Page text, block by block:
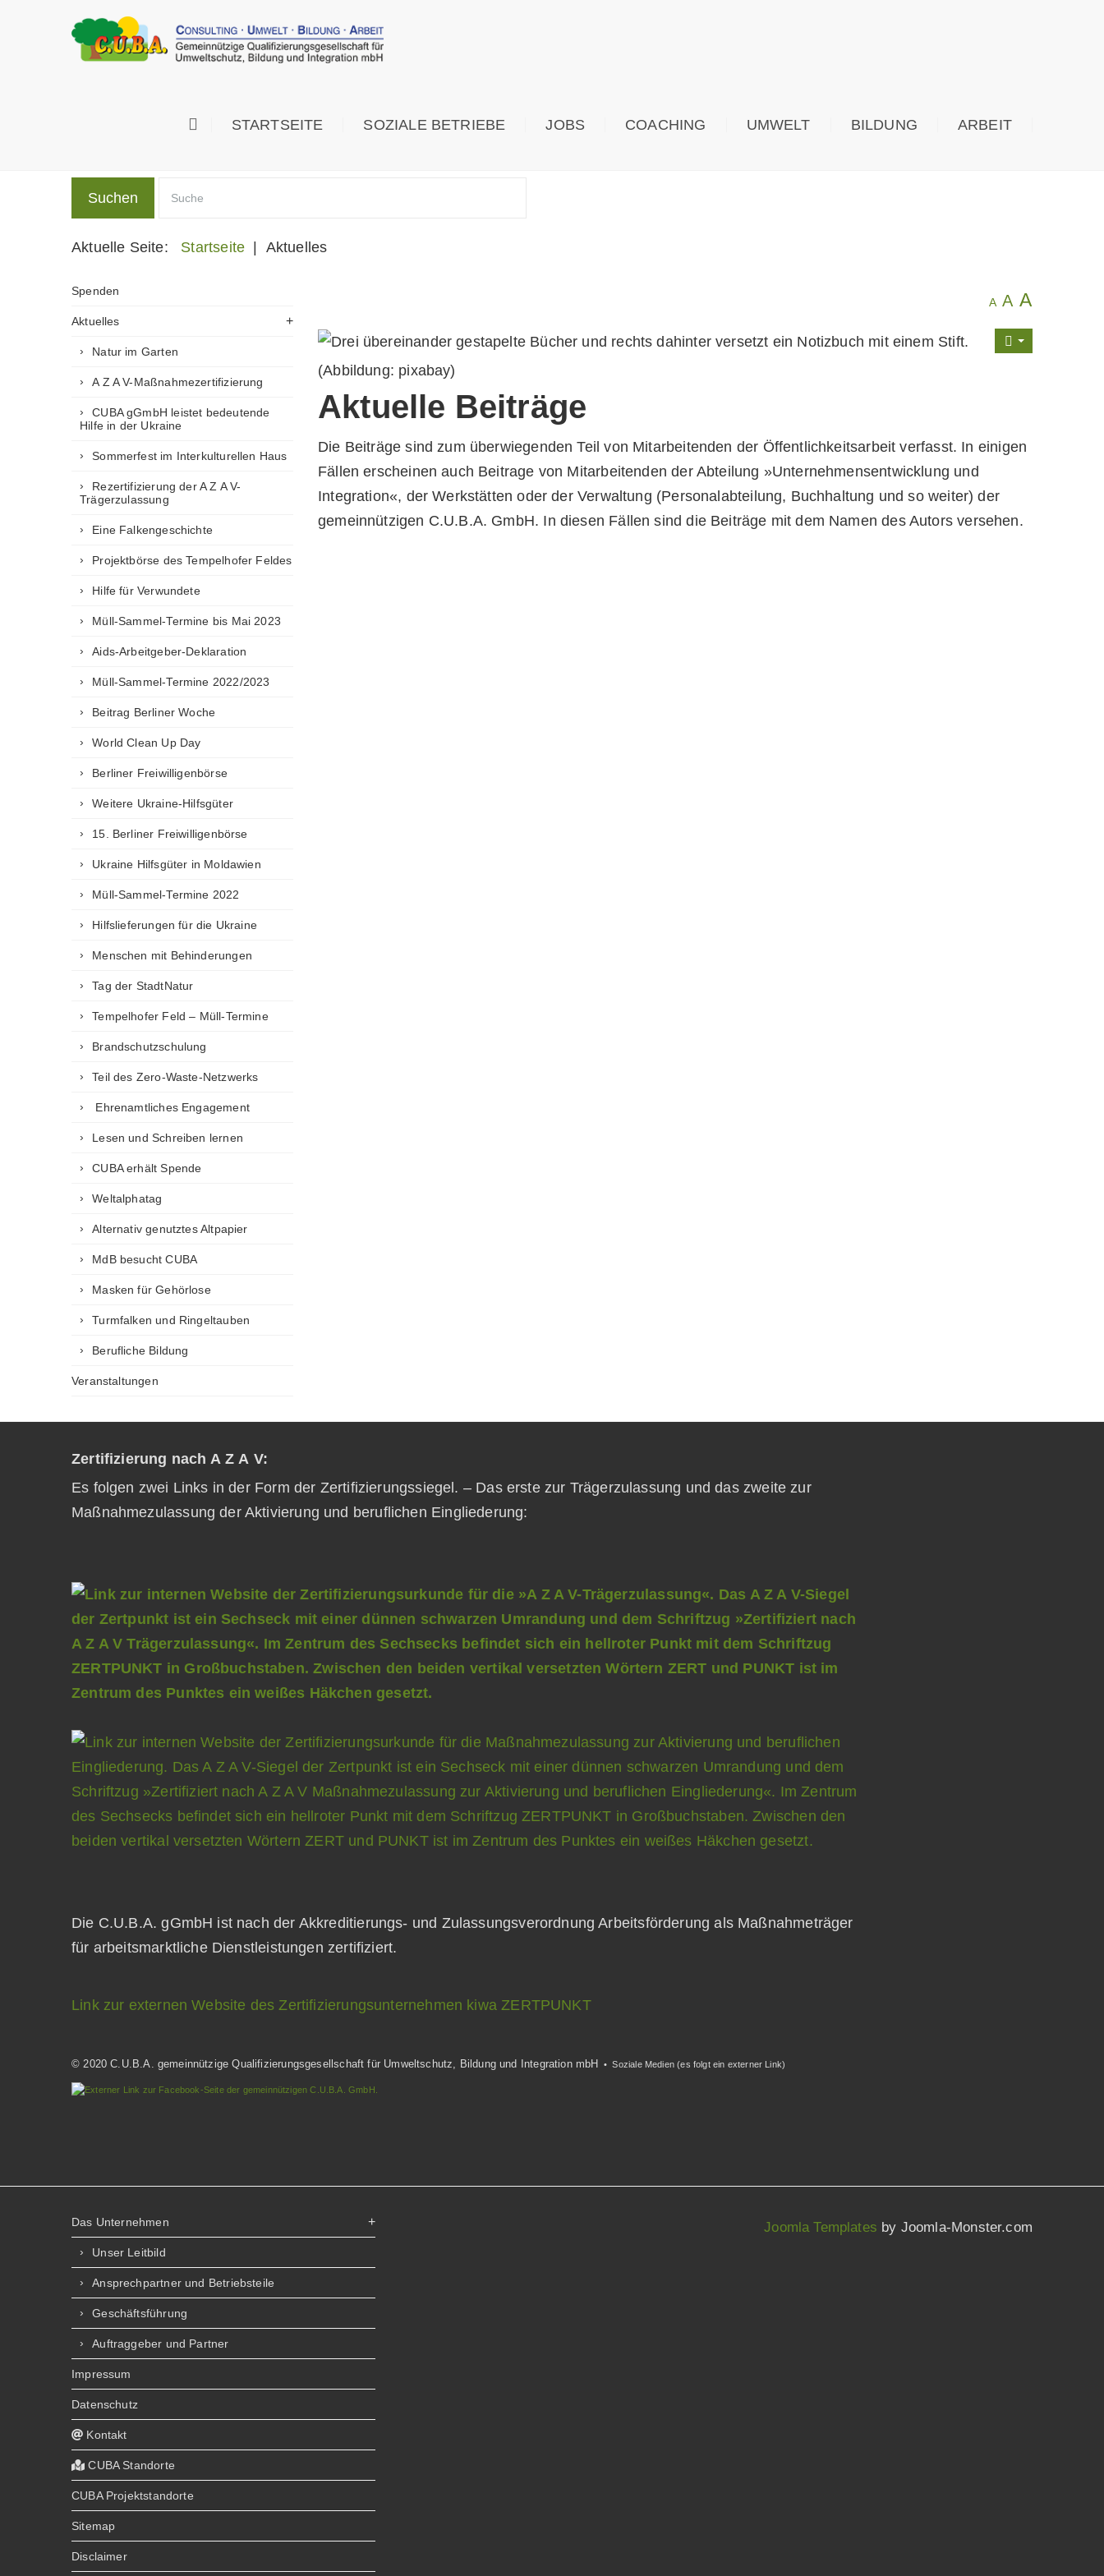
STARTSEITE SOZIALE BETRIEBE JOBS COACHING UMWELT BILDUNG ARBEIT
Suchen
Aktuelle Seite: Startseite Aktuelles
A A A
(Abbildung: pixabay)
Aktuelle Beiträge
Die Beiträge sind zum überwiegenden Teil von Mitarbeitenden der Öffentlichkeitsarbeit verfasst. In einigen
Fällen erscheinen auch Beitrage von Mitarbeitenden der Abteilung »Unternehmensentwicklung und
Integration«, der Werkstätten oder der Verwaltung (Personalabteilung, Buchhaltung und so weiter) der
gemeinnützigen C.U.B.A. GmbH. In diesen Fällen sind die Beiträge mit dem Namen des Autors versehen.
Spenden
Aktuelles
Natur im Garten
A Z A V-Maßnahmezertifizierung
CUBA gGmbH leistet bedeutende
Hilfe in der Ukraine
Sommerfest im Interkulturellen Haus
Rezertifizierung der A Z A V-
Trägerzulassung
Eine Falkengeschichte
Projektbörse des Tempelhofer Feldes
Hilfe für Verwundete
Müll-Sammel-Termine bis Mai 2023
Aids-Arbeitgeber-Deklaration
Müll-Sammel-Termine 2022/2023
Beitrag Berliner Woche
World Clean Up Day
Berliner Freiwilligenbörse
Weitere Ukraine-Hilfsgüter
15. Berliner Freiwilligenbörse
Ukraine Hilfsgüter in Moldawien
Müll-Sammel-Termine 2022
Hilfslieferungen für die Ukraine
Menschen mit Behinderungen
Tag der StadtNatur
Tempelhofer Feld – Müll-Termine
Brandschutzschulung
Teil des Zero-Waste-Netzwerks
Ehrenamtliches Engagement
Lesen und Schreiben lernen
CUBA erhält Spende
Weltalphatag
Alternativ genutztes Altpapier
MdB besucht CUBA
Masken für Gehörlose
Turmfalken und Ringeltauben
Berufliche Bildung
Veranstaltungen
Zertifizierung nach A Z A V:
Es folgen zwei Links in der Form der Zertifizierungssiegel. – Das erste zur Trägerzulassung und das zweite zur
Maßnahmezulassung der Aktivierung und beruflichen Eingliederung:
Die C.U.B.A. gGmbH ist nach der Akkreditierungs- und Zulassungsverordnung Arbeitsförderung als Maßnahmeträger
für arbeitsmarktliche Dienstleistungen zertifiziert.
Link zur externen Website des Zertifizierungsunternehmen kiwa ZERTPUNKT
© 2020 C.U.B.A. gemeinnützige Qualifizierungsgesellschaft für Umweltschutz, Bildung und Integration mbH • Soziale Medien (es folgt ein externer Link)
Das Unternehmen
Unser Leitbild
Ansprechpartner und Betriebsteile
Geschäftsführung
Auftraggeber und Partner
Impressum
Datenschutz
Kontakt
CUBA Standorte
CUBA Projektstandorte
Sitemap
Disclaimer
Joomla Templates by Joomla-Monster.com